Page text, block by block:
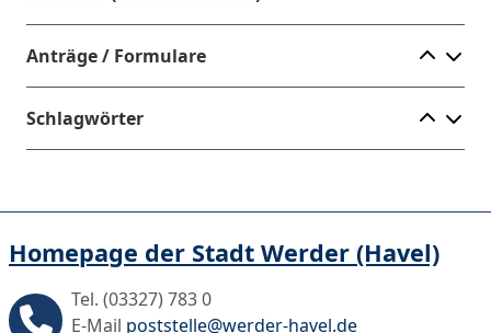
Anträge / Formulare
Schlagwörter
Homepage der Stadt Werder (Havel)
Tel. (03327) 783 0
E-Mail poststelle@werder-havel.de